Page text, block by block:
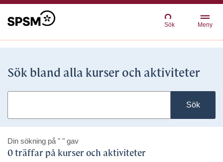
Sök Meny
Sök bland alla kurser och aktiviteter
Sök
Din sökning på " " gav
0 träffar på kurser och aktiviteter